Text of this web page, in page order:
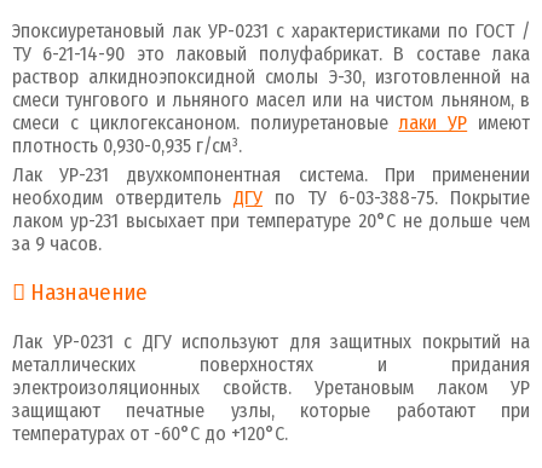
Эпоксиуретановый лак УР-0231 с характеристиками по ГОСТ /
ТУ 6-21-14-90 это лаковый полуфабрикат. В составе лака
раствор алкидноэпоксидной смолы Э-30, изготовленной на
смеси тунгового и льняного масел или на чистом льняном, в
смеси с циклогексаноном. полиуретановыелаки УР имеют
плотность 0,930-0,935 г/см³.
Лак УР-231 двухкомпонентная система. При применении
необходим отвердитель ДГУ по ТУ 6-03-388-75. Покрытие
лаком ур-231 высыхает при температуре 20°С не дольше чем
за 9 часов.
Назначение
Лак УР-0231 с ДГУ используют для защитных покрытий на
металлических поверхностях и придания
электроизоляционных свойств. Уретановым лаком УР
защищают печатные узлы, которые работают при
температурах от -60°С до +120°С.